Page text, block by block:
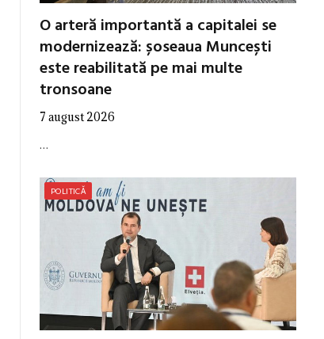
O arteră importantă a capitalei se
modernizează: șoseaua Muncești
este reabilitată pe mai multe
tronsoane
7 august 2026
…
POLITICĂ